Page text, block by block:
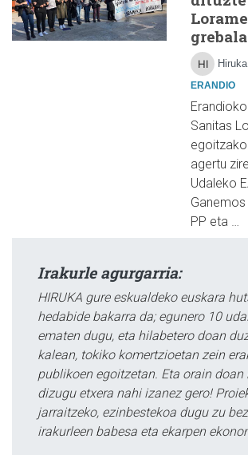
Hiruka
ERANDIO
Erandioko
Sanitas
agertu
Udaleko
Ganemos
PP eta …
Irakurle agurgarria:
HIRUKA gure eskualdeko euskara
hedabide bakarra da; egunero 10
ematen dugu, eta hilabetero doan
kalean, tokiko komertzioetan zein
publikoen egoitzetan. Eta orain doan
dizugu etxera nahi izanez gero!
jarraitzeko, ezinbestekoa dugu zu
irakurleen babesa eta ekarpen